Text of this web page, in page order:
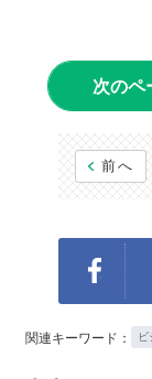
次のペ
前へ
関連キーワード：